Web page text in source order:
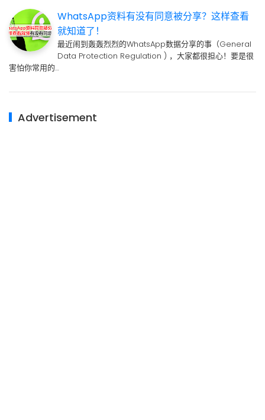
WhatsApp资料有没有同意被分享？这样查看
就知道了！
最近闹到轰轰烈烈的WhatsApp数据分享的事（General
Data Protection Regulation ) ，大家都很担心！要是很
害怕你常用的…
Advertisement